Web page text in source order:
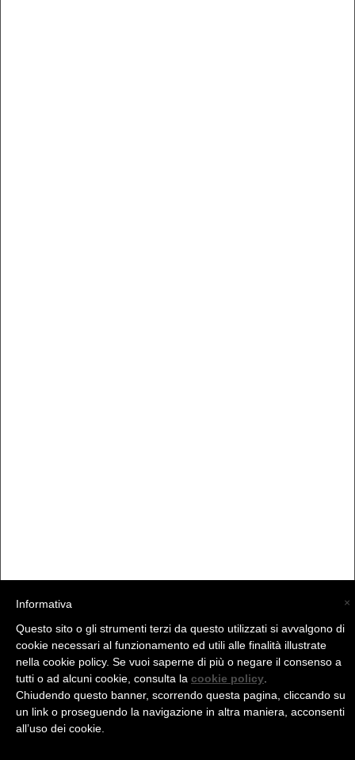
(C) La Valtellina - info@la-valtellina.com -
×
Informativa
Questo sito o gli strumenti terzi da questo utilizzati si avvalgono di
cookie necessari al funzionamento ed utili alle finalità illustrate
nella cookie policy. Se vuoi saperne di più o negare il consenso a
tutti o ad alcuni cookie, consulta la cookie policy
Chiudendo questo banner, scorrendo questa pagina, cliccando su
un link o proseguendo la navigazione in altra maniera, acconsenti
all’uso dei cookie.